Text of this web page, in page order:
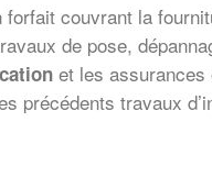
couvrant la
de pose,
et les assurances
précédents travaux